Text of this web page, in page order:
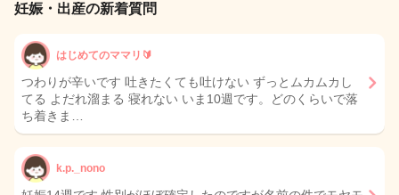
妊娠・出産の新着質問
はじめてのママリ🔰
つわりが辛いです 吐きたくても吐けない ずっとムカムカし
てる よだれ溜まる 寝れない いま10週です。どのくらいで落
ち着きま…
k.p._nono